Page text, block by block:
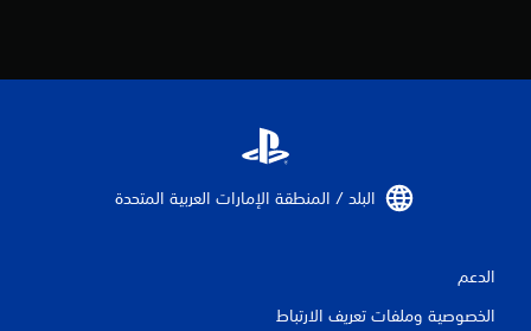
البلد / المنطقة الإمارات العربية المتحدة‏
الدعم
الخصوصية وملفات تعريف الارتباط